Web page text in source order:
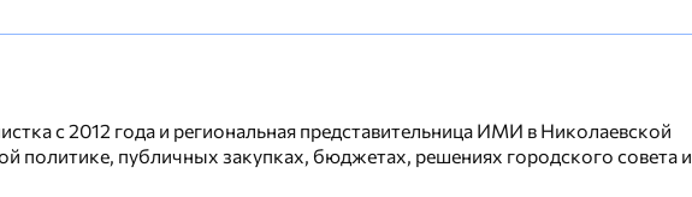
с 2012 года и региональная представительница ИМИ в Николаевской
политике, публичных закупках, бюджетах, решениях городского совета и